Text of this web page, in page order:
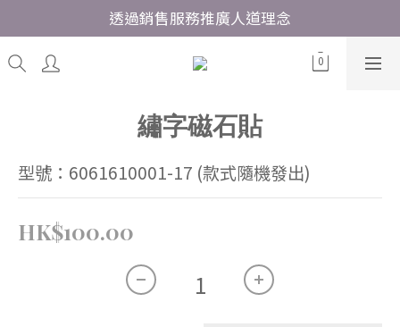
透過銷售服務推廣人道理念
繡字磁石貼
型號：6061610001-17 (款式隨機發出)
HK$100.00